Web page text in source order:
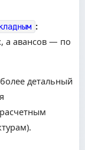
:
а авансов — по
детальный